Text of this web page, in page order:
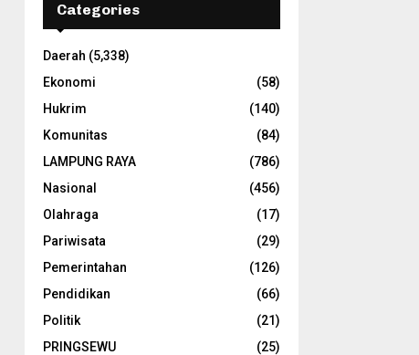
Categories
Daerah (5,338)
Ekonomi
(58)
Hukrim
(140)
Komunitas
(84)
LAMPUNG RAYA
(786)
Nasional
(456)
Olahraga
(17)
Pariwisata
(29)
Pemerintahan
(126)
Pendidikan
(66)
Politik
(21)
PRINGSEWU
(25)